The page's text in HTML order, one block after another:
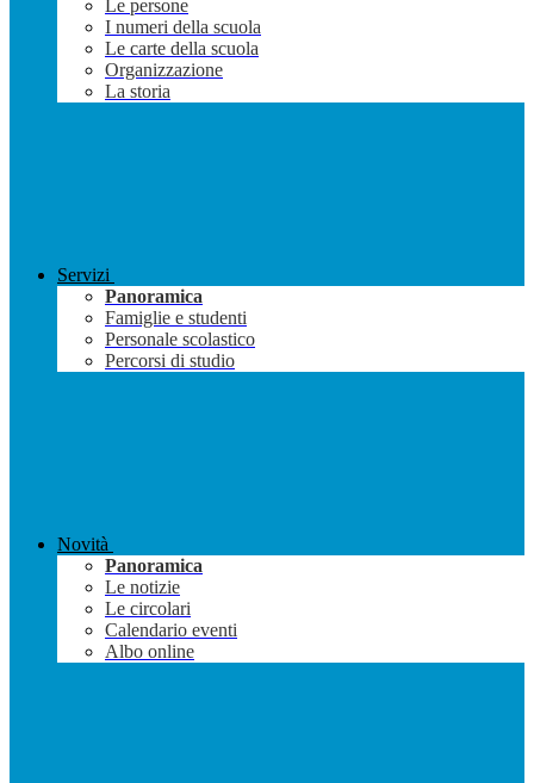
Le persone
I numeri della scuola
Le carte della scuola
Organizzazione
La storia
Servizi
Panoramica
Famiglie e studenti
Personale scolastico
Percorsi di studio
Novità
Panoramica
Le notizie
Le circolari
Calendario eventi
Albo online